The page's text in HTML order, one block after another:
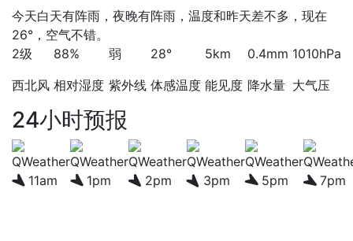
今天白天有阵雨，夜晚有阵雨，温度和昨天差不多，现在
26°，空气不错。
2级
西北风
88%
相对湿度
弱
紫外线
28°
体感温度
5km
能见度
0.4mm
降水量
1010hPa
大气压
24小时预报
11am 1pm 2pm 3pm 5pm 7pm